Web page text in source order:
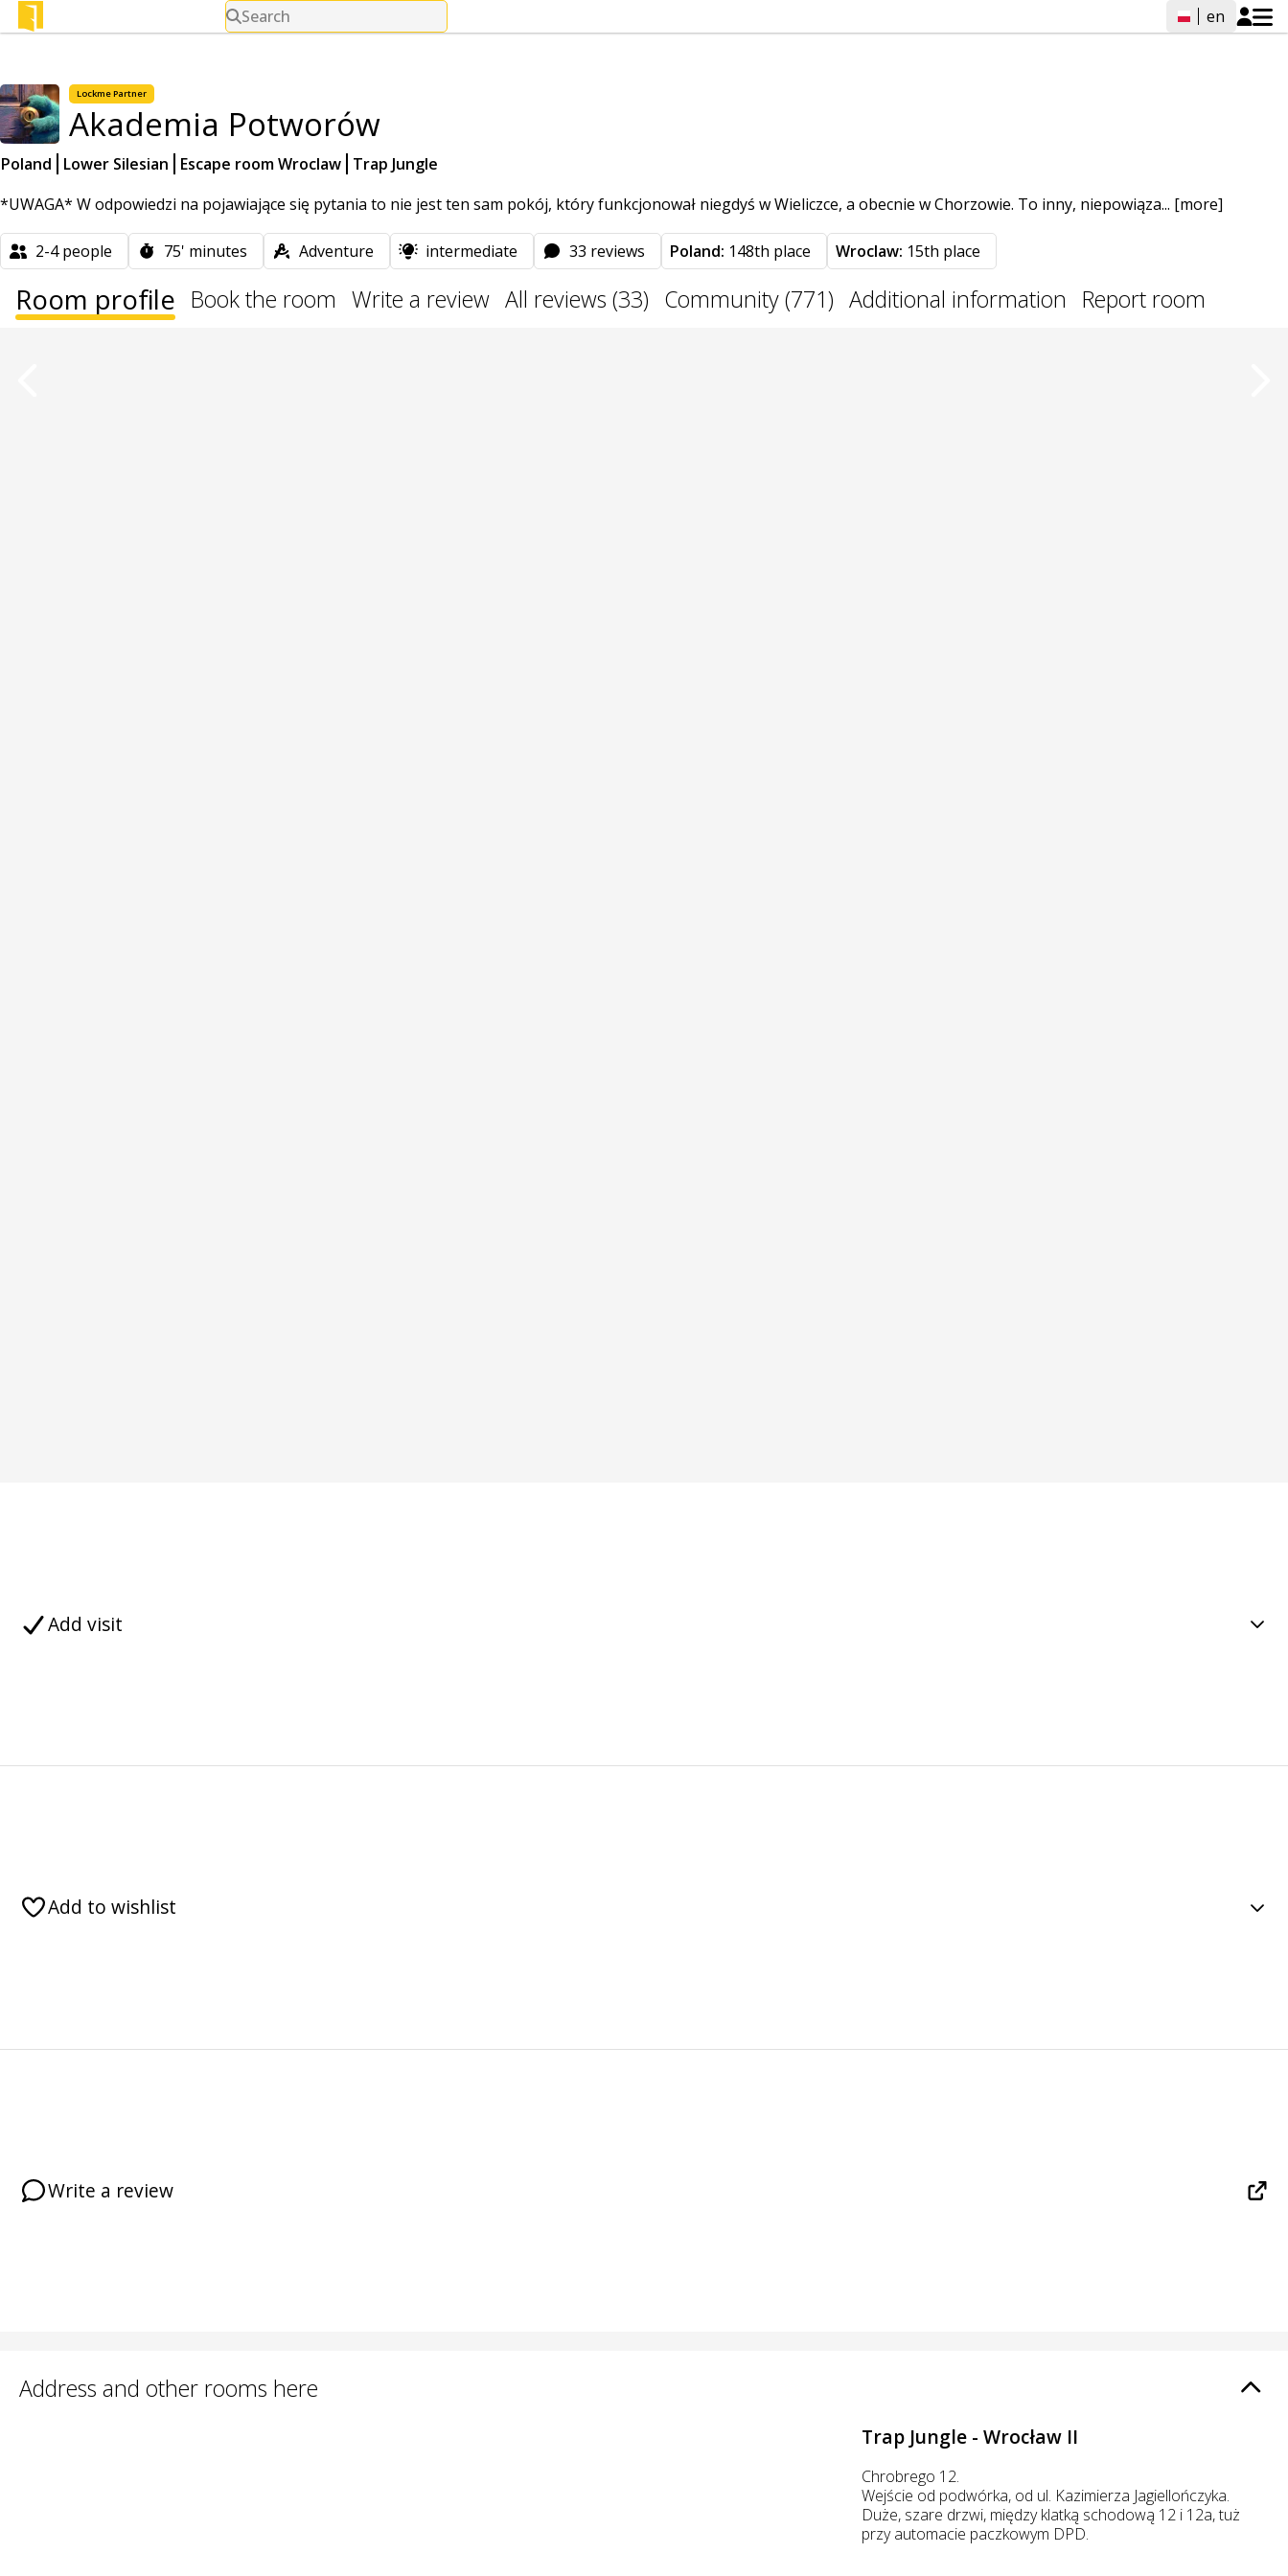
Search en
LockmePartner
Akademia Potworów
Poland Lower Silesian Escape room Wroclaw Trap Jungle
*UWAGA* W odpowiedzi na pojawiające się pytania to nie jest ten sam pokój, który funkcjonował niegdyś w Wieliczce, a obecnie w Chorzowie. To inny, niepowiąza... [more]
2-4people 75' minutes Adventure intermediate 33 reviews Poland: 148th place Wroclaw: 15th place
Room profile Book the room Write a review All reviews (33) Community (771) Additional information Report room
Add visit
Add to wishlist
Write a review
Address and other rooms here
Trap Jungle - Wrocław II
Chrobrego 12.
Wejście od podwórka, od ul. Kazimierza Jagiellończyka.
Duże, szare drzwi, między klatką schodową 12 i 12a, tuż
przy automacie paczkowym DPD.